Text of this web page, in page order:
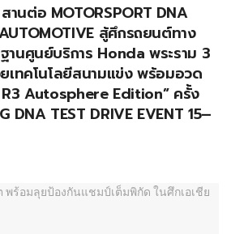
านต่อ MOTORSPORT DNA
สู้ศึกรถยนต์ทาง
านศูนย์บริการ Honda พระราม 3
เทคโนโลยีสนามแข่ง พร้อมอวด
Autosphere Edition” ครั้ง
DNA TEST DRIVE EVENT 15–